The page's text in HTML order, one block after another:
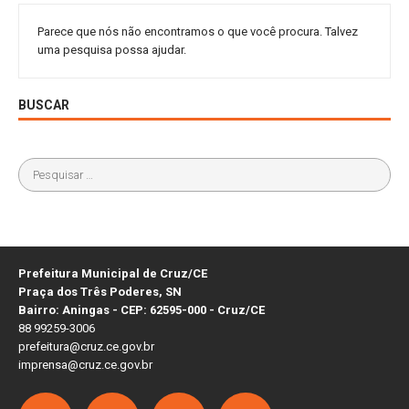
Parece que nós não encontramos o que você procura. Talvez
uma pesquisa possa ajudar.
BUSCAR
Prefeitura Municipal de Cruz/CE
Praça dos Três Poderes, SN
Bairro: Aningas - CEP: 62595-000 - Cruz/CE
88 99259-3006
prefeitura@cruz.ce.gov.br
imprensa@cruz.ce.gov.br